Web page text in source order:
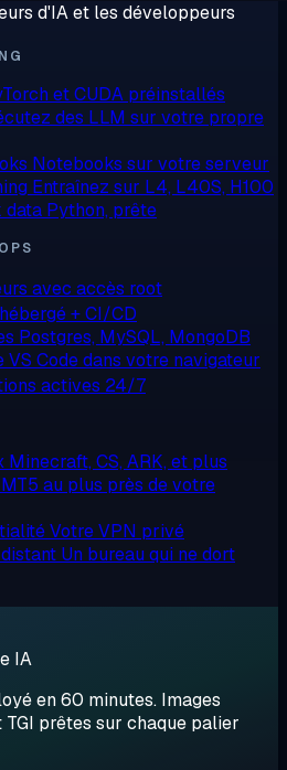
d'IA et les développeurs
et CUDA préinstallés
des LLM sur votre propre
Notebooks sur votre serveur
Entraînez sur L4, L40S, H100
data Python, prête
avec accès root
+ CI/CD
Postgres, MySQL, MongoDB
VS Code dans votre navigateur
actives 24/7
Minecraft, CS, ARK, et plus
MT5 au plus près de votre
Votre VPN privé
Un bureau qui ne dort
IA
en 60 minutes. Images
TGI prêtes sur chaque palier